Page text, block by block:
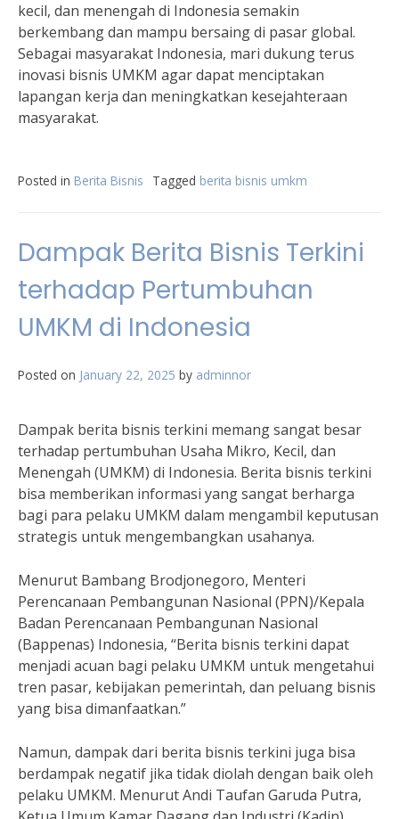
kecil, dan menengah di Indonesia semakin
berkembang dan mampu bersaing di pasar global.
Sebagai masyarakat Indonesia, mari dukung terus
inovasi bisnis UMKM agar dapat menciptakan
lapangan kerja dan meningkatkan kesejahteraan
masyarakat.
Posted in Berita Bisnis Tagged berita bisnis umkm
Dampak Berita Bisnis Terkini
terhadap Pertumbuhan
UMKM di Indonesia
Posted on January 22, 2025 by adminnor
Dampak berita bisnis terkini memang sangat besar
terhadap pertumbuhan Usaha Mikro, Kecil, dan
Menengah (UMKM) di Indonesia. Berita bisnis terkini
bisa memberikan informasi yang sangat berharga
bagi para pelaku UMKM dalam mengambil keputusan
strategis untuk mengembangkan usahanya.
Menurut Bambang Brodjonegoro, Menteri
Perencanaan Pembangunan Nasional (PPN)/Kepala
Badan Perencanaan Pembangunan Nasional
(Bappenas) Indonesia, “Berita bisnis terkini dapat
menjadi acuan bagi pelaku UMKM untuk mengetahui
tren pasar, kebijakan pemerintah, dan peluang bisnis
yang bisa dimanfaatkan.”
Namun, dampak dari berita bisnis terkini juga bisa
berdampak negatif jika tidak diolah dengan baik oleh
pelaku UMKM. Menurut Andi Taufan Garuda Putra,